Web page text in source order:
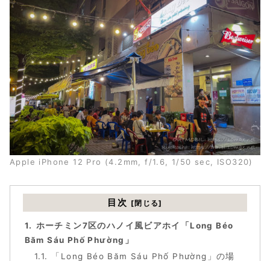
Apple iPhone 12 Pro (4.2mm, f/1.6, 1/50 sec, ISO320)
目次
ホーチミン7区のハノイ風ビアホイ「Long Béo
Băm Sáu Phố Phường」
「Long Béo Băm Sáu Phố Phường」の場